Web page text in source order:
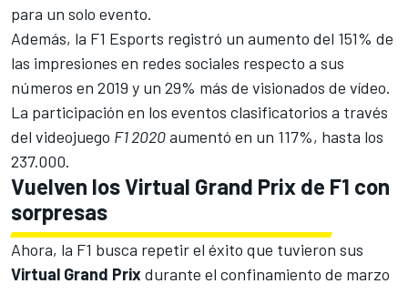
para un solo evento.
Además, la F1 Esports registró un aumento del 151% de
las impresiones en redes sociales respecto a sus
números en 2019 y un 29% más de visionados de vídeo.
La participación en los eventos clasificatorios a través
del videojuego F1 2020aumentó en un 117%, hasta los
237.000.
Vuelven los Virtual Grand Prix de F1 con
sorpresas
Ahora, la F1 busca repetir el éxito que tuvieron sus
Virtual Grand Prixdurante el confinamiento de marzo